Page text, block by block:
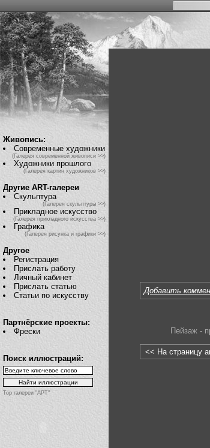
Живопись:
Современные художники
(Галерея современной живописи >>)
Художники прошлого
(Галерея картин художников >>)
Другие ART-галереи
Скульптура
(Галерея скульптуры >>)
Прикладное искусство
(Галерея прикладного искусства >>)
Графика
(Галерея рисунка и графики >>)
Другое
Регистрация
Прислать работу
Личный кабинет
Прислать статью
Статьи по искусству
Партнёрские проекты:
Фрески
Поиск иллюстраций:
Top галереи "АРТ"
Добавить
Пейзаж -
<< На страницу